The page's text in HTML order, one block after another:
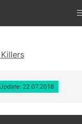
22.07.2018